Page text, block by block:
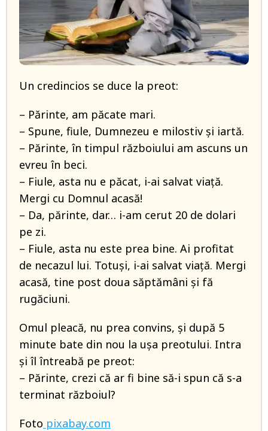
Un credincios se duce la preot:
– Părinte, am păcate mari.
– Spune, fiule, Dumnezeu e milostiv și iartă.
– Părinte, în timpul războiului am ascuns un
evreu în beci.
– Fiule, asta nu e păcat, i-ai salvat viață.
Mergi cu Domnul acasă!
– Da, părinte, dar… i-am cerut 20 de dolari
pe zi.
– Fiule, asta nu este prea bine. Ai profitat
de necazul lui. Totuși, i-ai salvat viață. Mergi
acasă, tine post doua săptămâni și fă
rugăciuni.
Omul pleacă, nu prea convins, și după 5
minute bate din nou la ușa preotului. Intra
și îl întreabă pe preot:
– Părinte, crezi că ar fi bine să-i spun că s-a
terminat războiul?
Foto pixabay.com